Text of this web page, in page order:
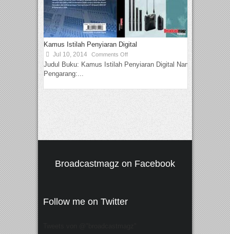
Kamus Istilah Penyiaran Digital
Jul 10, 2014 Comments Off
Judul Buku: Kamus Istilah Penyiaran Digital Nama
Pengarang:...
Broadcastmagz on Facebook
Follow me on Twitter